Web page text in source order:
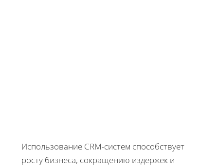
Использование CRM-систем способствует
росту бизнеса, сокращению издержек и